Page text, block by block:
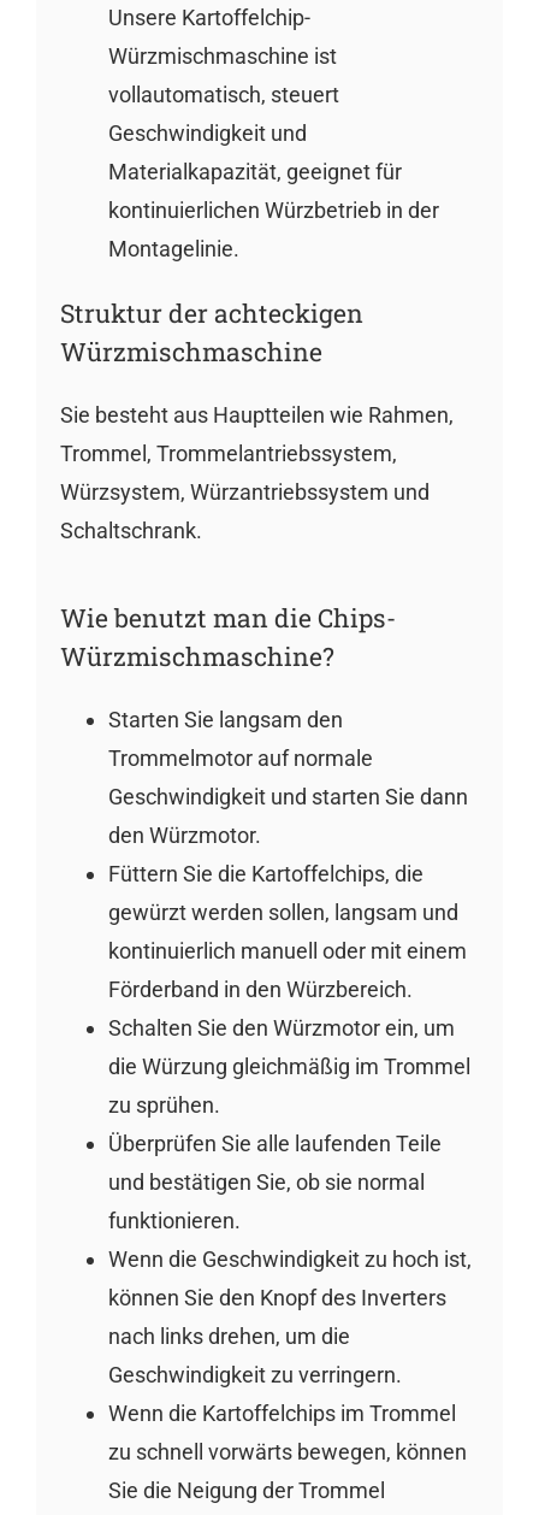
Unsere Kartoffelchip-
Würzmischmaschine ist
vollautomatisch, steuert
Geschwindigkeit und
Materialkapazität, geeignet für
kontinuierlichen Würzbetrieb in der
Montagelinie.
Struktur der achteckigen
Würzmischmaschine
Sie besteht aus Hauptteilen wie Rahmen,
Trommel, Trommelantriebssystem,
Würzsystem, Würzantriebssystem und
Schaltschrank.
Wie benutzt man die Chips-
Würzmischmaschine?
Starten Sie langsam den
Trommelmotor auf normale
Geschwindigkeit und starten Sie dann
den Würzmotor.
Füttern Sie die Kartoffelchips, die
gewürzt werden sollen, langsam und
kontinuierlich manuell oder mit einem
Förderband in den Würzbereich.
Schalten Sie den Würzmotor ein, um
die Würzung gleichmäßig im Trommel
zu sprühen.
Überprüfen Sie alle laufenden Teile
und bestätigen Sie, ob sie normal
funktionieren.
Wenn die Geschwindigkeit zu hoch ist,
können Sie den Knopf des Inverters
nach links drehen, um die
Geschwindigkeit zu verringern.
Wenn die Kartoffelchips im Trommel
zu schnell vorwärts bewegen, können
Sie die Neigung der Trommel